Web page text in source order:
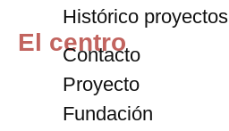
Histórico proyectos
El centro
Contacto
Proyecto
Fundación